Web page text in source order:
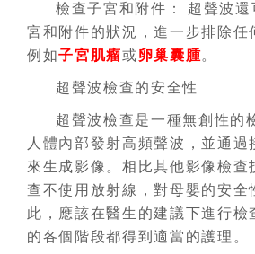
檢查子宮和附件： 超聲波還
宮和附件的狀況，進一步排除任
例如子宮肌瘤或卵巢囊腫。
超聲波檢查的安全性
超聲波檢查是一種無創性的
人體內部發射高頻聲波，並通過
來生成影像。相比其他影像檢查
查不使用放射線，對母嬰的安全
此，應該在醫生的建議下進行檢
的各個階段都得到適當的護理。